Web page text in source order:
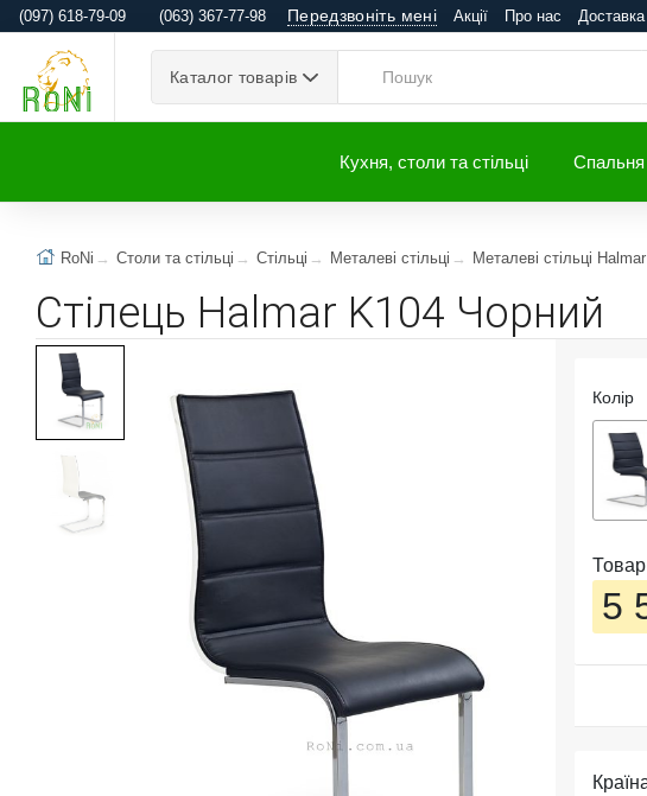
(097) 618-79-09 (063) 367-77-98 Передзвоніть мені Акції Про нас Доставка
Каталог товарів
Кухня, столи та стільці Спальня
RoNi Столи та стільці Стільці Металеві стільці Металеві стільці Halmar
Стілець Halmar K104 Чорний
Колір
5